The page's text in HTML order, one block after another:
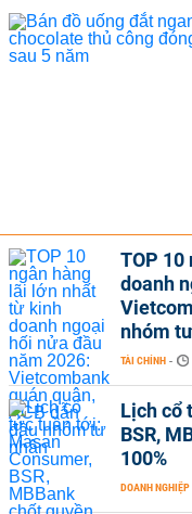
TOP
doanh
nhóm
TÀI CHÍNH -
Lịch cổ
BSR,
100%
DOANH NGHIỆP